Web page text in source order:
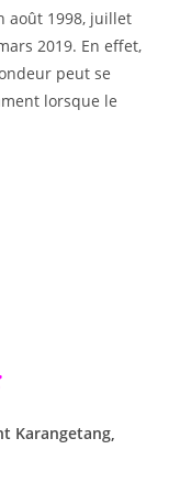
août 1998, juillet
2019. En effet,
peut se
lorsque le
Karangetang,